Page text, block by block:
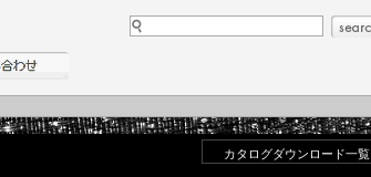
カタログダウンロード一覧